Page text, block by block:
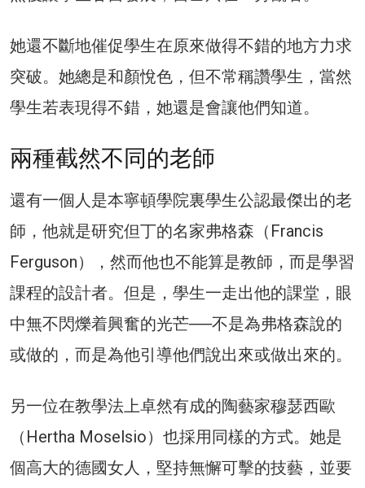
她還不斷地催促學生在原來做得不錯的地方力求
突破。她總是和顏悅色，但不常稱讚學生，當然
學生若表現得不錯，她還是會讓他們知道。
兩種截然不同的老師
還有一個人是本寧頓學院裏學生公認最傑出的老
師，他就是研究但丁的名家弗格森（Francis
Ferguson），然而他也不能算是教師，而是學習
課程的設計者。但是，學生一走出他的課堂，眼
中無不閃爍着興奮的光芒──不是為弗格森說的
或做的，而是為他引導他們說出來或做出來的。
另一位在教學法上卓然有成的陶藝家穆瑟西歐
（Hertha Moselsio）也採用同樣的方式。她是
個高大的德國女人，堅持無懈可擊的技藝，並要